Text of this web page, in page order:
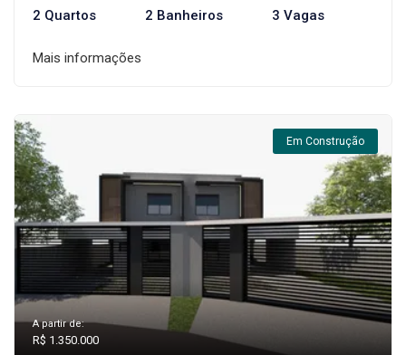
2 Quartos 2 Banheiros 3 Vagas
Mais informações
Em Construção
A partir de:
R$ 1.350.000